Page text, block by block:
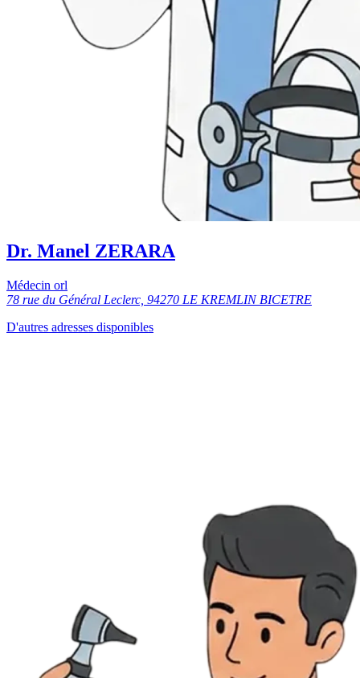
Dr. Manel ZERARA
Médecin orl
78 rue du Général Leclerc, 94270 LE KREMLIN BICETRE
D'autres adresses disponibles